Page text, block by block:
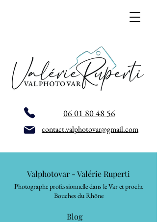
06 01 80 48 56
contact.valphotovar@gmail.com
Valphotovar - Valérie Ruperti
Photographe professionnelle dans le Var et proche
Bouches du Rhône
Blog